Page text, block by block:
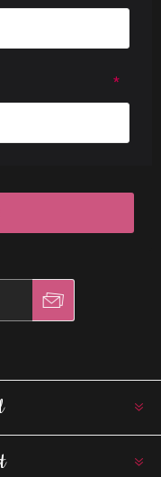
*